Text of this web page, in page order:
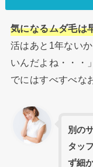
気になるムダ毛は
活はあと1年ない
いんだよね・・・
でにはすべすべな
別の
タッ
ず細